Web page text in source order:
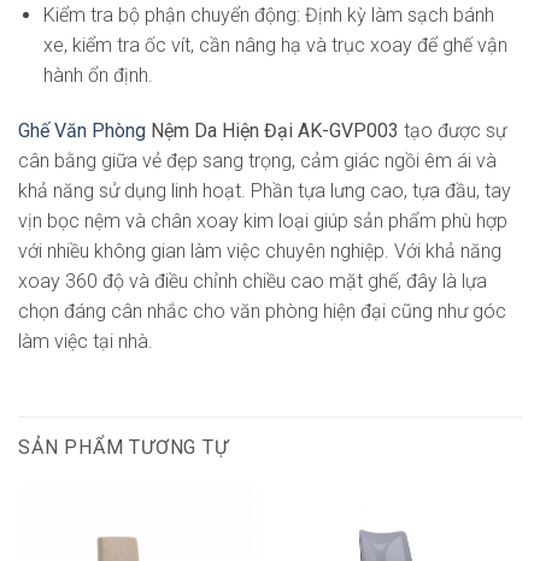
Kiểm tra bộ phận chuyển động: Định kỳ làm sạch bánh
xe, kiểm tra ốc vít, cần nâng hạ và trục xoay để ghế vận
hành ổn định.
Ghế Văn Phòng Nệm Da Hiện Đại AK-GVP003 tạo được sự
cân bằng giữa vẻ đẹp sang trọng, cảm giác ngồi êm ái và
khả năng sử dụng linh hoạt. Phần tựa lưng cao, tựa đầu, tay
vịn bọc nệm và chân xoay kim loại giúp sản phẩm phù hợp
với nhiều không gian làm việc chuyên nghiệp. Với khả năng
xoay 360 độ và điều chỉnh chiều cao mặt ghế, đây là lựa
chọn đáng cân nhắc cho văn phòng hiện đại cũng như góc
làm việc tại nhà.
SẢN PHẨM TƯƠNG TỰ